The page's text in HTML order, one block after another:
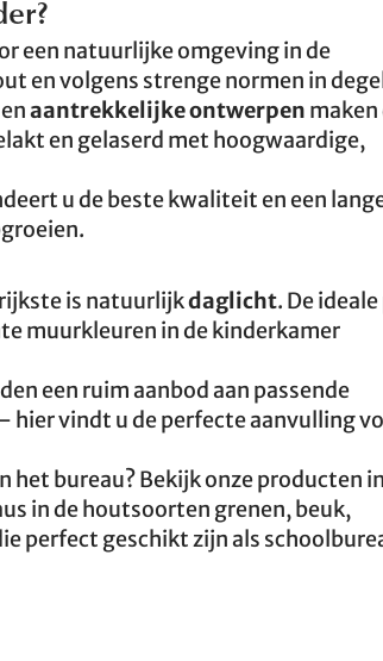
een natuurlijke omgeving in de
en volgens strenge normen in
enaantrekkelijke ontwerpen maken
en gelaserd met hoogwaardige,
u de beste kwaliteit en een
is natuurlijkdaglicht. De
muurkleuren in de kinderkamer
een ruim aanbod aan passende
hier vindt u de perfecte aanvulling
het bureau? Bekijk onze producten
in de houtsoorten grenen, beuk,
perfect geschikt zijn als